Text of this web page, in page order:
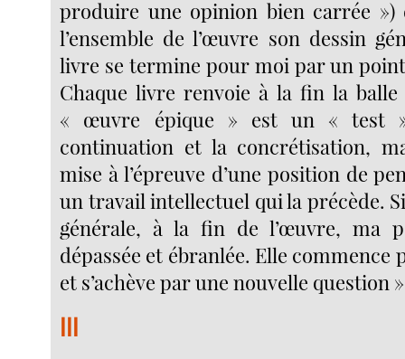
produire une opinion bien carrée »)
l’ensemble de l’œuvre son dessin
livre se termine pour moi par un
Chaque livre renvoie à la fin la
« œuvre épique » est un « test
continuation et la concrétisation,
mise à l’épreuve d’une position de
un travail intellectuel qui la précède.
générale, à la fin de l’œuvre, ma
dépassée et ébranlée. Elle
et s’achève par une nouvelle question